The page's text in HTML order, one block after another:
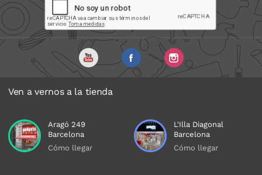
Ven a vernos a la tienda
Aragó 249
Barcelona
Cómo llegar
L'Illa Diagonal
Barcelona
Cómo llegar